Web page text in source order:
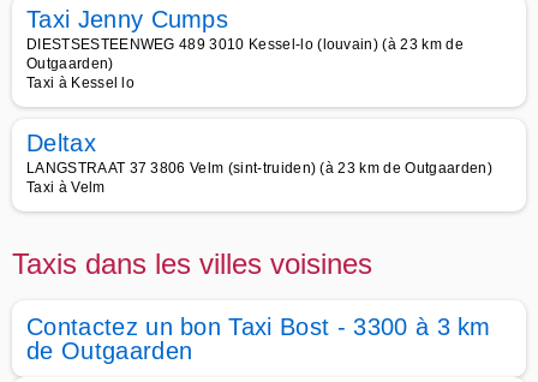
Taxi Jenny Cumps
DIESTSESTEENWEG 489 3010 Kessel-lo (louvain) (à 23 km de
Outgaarden)
Taxi à Kessel lo
Deltax
LANGSTRAAT 37 3806 Velm (sint-truiden) (à 23 km de Outgaarden)
Taxi à Velm
Taxis dans les villes voisines
Contactez un bon Taxi Bost - 3300 à 3 km
de Outgaarden